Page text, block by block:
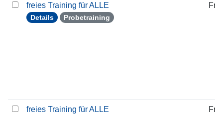
freies Training für ALLE
Details Probetraining
freies Training für ALLE